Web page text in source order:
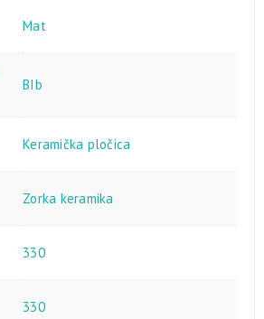
Mat
BIb
Keramička pločica
Zorka keramika
330
330